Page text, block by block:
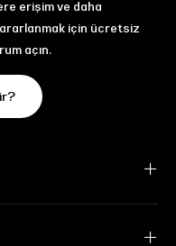
erişim ve daha
için ücretsiz
açın.